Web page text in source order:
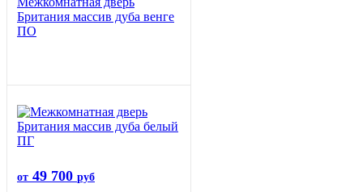
Британия массив дуба венге
ПО
от 49 700 руб